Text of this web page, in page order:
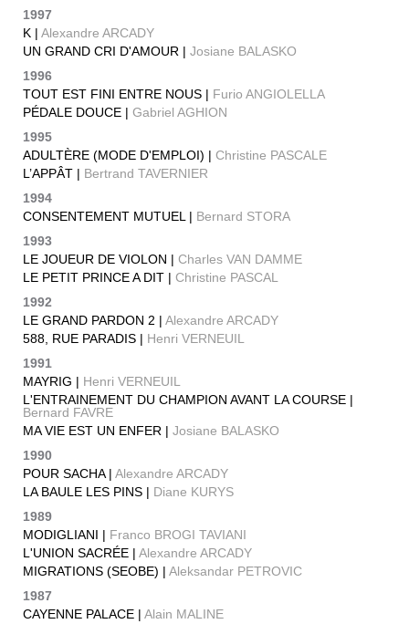
1997
K | Alexandre ARCADY
UN GRAND CRI D'AMOUR | Josiane BALASKO
1996
TOUT EST FINI ENTRE NOUS | Furio ANGIOLELLA
PÉDALE DOUCE | Gabriel AGHION
1995
ADULTÈRE (MODE D'EMPLOI) | Christine PASCALE
L’APPÂT | Bertrand TAVERNIER
1994
CONSENTEMENT MUTUEL | Bernard STORA
1993
LE JOUEUR DE VIOLON | Charles VAN DAMME
LE PETIT PRINCE A DIT | Christine PASCAL
1992
LE GRAND PARDON 2 | Alexandre ARCADY
588, RUE PARADIS | Henri VERNEUIL
1991
MAYRIG | Henri VERNEUIL
L'ENTRAINEMENT DU CHAMPION AVANT LA COURSE |
Bernard FAVRE
MA VIE EST UN ENFER | Josiane BALASKO
1990
POUR SACHA | Alexandre ARCADY
LA BAULE LES PINS | Diane KURYS
1989
MODIGLIANI | Franco BROGI TAVIANI
L'UNION SACRÉE | Alexandre ARCADY
MIGRATIONS (SEOBE) | Aleksandar PETROVIC
1987
CAYENNE PALACE | Alain MALINE